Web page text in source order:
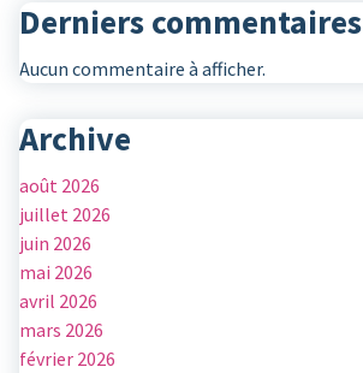
Derniers commentaires
Aucun commentaire à afficher.
Archive
août 2026
juillet 2026
juin 2026
mai 2026
avril 2026
mars 2026
février 2026